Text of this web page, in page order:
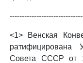
<1> Венская
ратифицирована
Совета СССР от